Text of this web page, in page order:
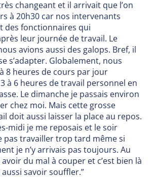
changeant et il arrivait que l’on
à 20h30 car nos intervenants
des fonctionnaires qui
leur journée de travail. Le
avions aussi des galops. Bref, il
s’adapter. Globalement, nous
8 heures de cours par jour
à 6 heures de travail personnel en
Le dimanche je passais environ
chez moi. Mais cette grosse
doit aussi laisser la place au repos.
midi je me reposais et le soir
pas travailler trop tard même si
je n’y arrivais pas toujours. Au
du mal à couper et c’est bien là
savoir souffler.”